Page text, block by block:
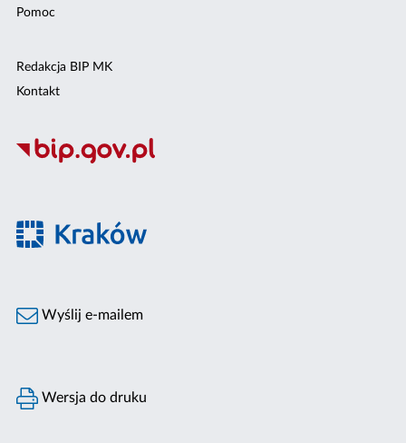
Pomoc
Redakcja BIP MK
Kontakt
Wyślij e-mailem
Wersja do druku